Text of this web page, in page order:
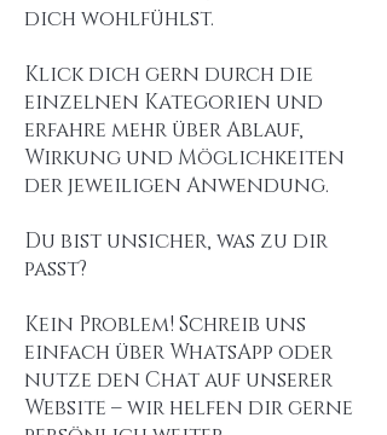
dich wohlfühlst.
Klick dich gern durch die
einzelnen Kategorien und
erfahre mehr über Ablauf,
Wirkung und Möglichkeiten
der jeweiligen Anwendung.
Du bist unsicher, was zu dir
passt?
Kein Problem! Schreib uns
einfach über WhatsApp oder
nutze den Chat auf unserer
Website – wir helfen dir gerne